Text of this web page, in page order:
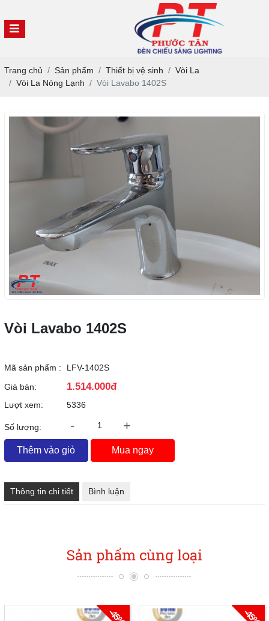
Trang chủ Sản phẩm Thiết bị vệ sinh
Vòi La
Vòi La Nóng Lạnh
Vòi Lavabo 1402S
Vòi Lavabo 1402S
Mã sản phẩm :
LFV-1402S
Giá bán:
1.514.000đ
Lượt xem: 5336
Số lượng: - +
Thêm vào giỏ Mua ngay
Thông tin chi tiết Bình luận
Sản phẩm cùng loại
-45% -45%